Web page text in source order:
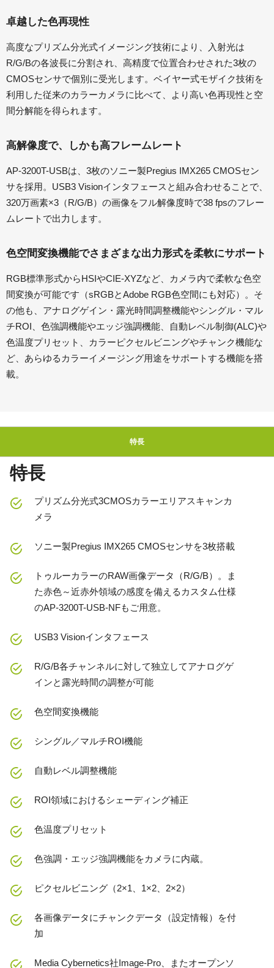
卓越した色再現性
高度なプリズム分光式イメージング技術により、入射光は
R/G/Bの各波長に分割され、高精度で位置合わせされた3枚の
CMOSセンサで個別に受光します。ベイヤー式モザイク技術を
利用した従来のカラーカメラに比べて、より高い色再現性と空
間分解能を得られます。
高解像度で、しかも高フレームレート
AP-3200T-USBは、3枚のソニー製Pregius IMX265 CMOSセン
サを採用。USB3 Visionインタフェースと組み合わせることで、
320万画素×3（R/G/B）の画像をフル解像度時で38 fpsのフレー
ムレートで出力します。
色空間変換機能でさまざまな出力形式を柔軟にサポート
RGB標準形式からHSIやCIE-XYZなど、カメラ内で柔軟な色空
間変換が可能です（sRGBとAdobe RGB色空間にも対応）。そ
の他も、アナログゲイン・露光時間調整機能やシングル・マル
チROI、色強調機能やエッジ強調機能、自動レベル制御(ALC)や
色温度プリセット、カラーピクセルビニングやチャンク機能な
ど、あらゆるカラーイメージング用途をサポートする機能を搭
載。
特長
特長
プリズム分光式3CMOSカラーエリアスキャンカ
メラ
ソニー製Pregius IMX265 CMOSセンサを3枚搭載
トゥルーカラーのRAW画像データ（R/G/B）。ま
た赤色～近赤外領域の感度を備えるカスタム仕様
のAP-3200T-USB-NFもご用意。
USB3 Visionインタフェース
R/G/B各チャンネルに対して独立してアナログゲ
インと露光時間の調整が可能
色空間変換機能
シングル／マルチROI機能
自動レベル調整機能
ROI領域におけるシェーディング補正
色温度プリセット
色強調・エッジ強調機能をカメラに内蔵。
ピクセルビニング（2×1、1×2、2×2）
各画像データにチャンクデータ（設定情報）を付
加
Media Cybernetics社Image-Pro、またオープンソ